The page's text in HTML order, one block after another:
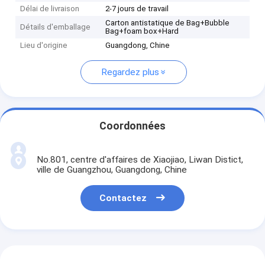
Délai de livraison 2-7 jours de travail
Détails d'emballage
Carton antistatique de Bag+Bubble
Bag+foam box+Hard
Lieu d'origine
Guangdong, Chine
Regardez plus
Coordonnées
No.801, centre d'affaires de Xiaojiao, Liwan Distict,
ville de Guangzhou, Guangdong, Chine
Contactez